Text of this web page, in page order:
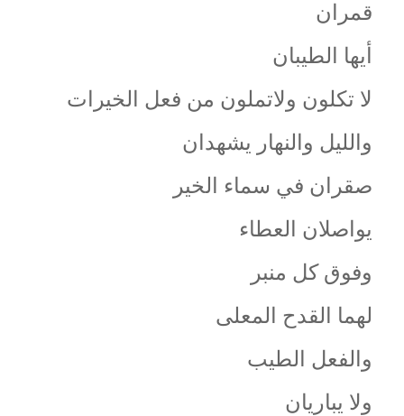
قمران
أيها الطيبان
لا تكلون ولاتملون من فعل الخيرات
والليل والنهار يشهدان
صقران في سماء الخير
يواصلان العطاء
وفوق كل منبر
لهما القدح المعلى
والفعل الطيب
ولا يباريان